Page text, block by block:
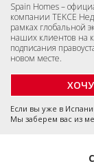
Spain Homes –
компании TEKCE
рамках глобальной
наших клиентов на
подписания
новом месте.
Если вы уже в
Мы заберем вас из